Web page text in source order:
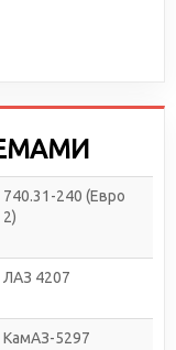
740.31-240 (Евро
2)
ЛАЗ 4207
КамАЗ-5297